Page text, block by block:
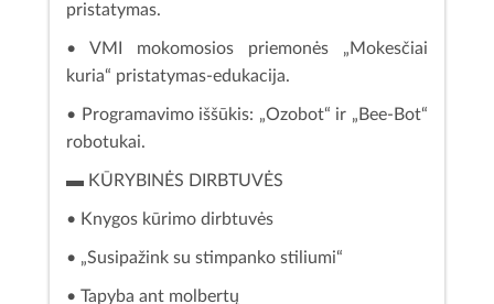
pristatymas.
• VMI mokomosios priemonės „Mokesčiai
kuria“ pristatymas-edukacija.
• Programavimo iššūkis: „Ozobot“ ir „Bee-Bot“
robotukai.
▬ KŪRYBINĖS DIRBTUVĖS
• Knygos kūrimo dirbtuvės
• „Susipažink su stimpanko stiliumi“
• Tapyba ant molbertų